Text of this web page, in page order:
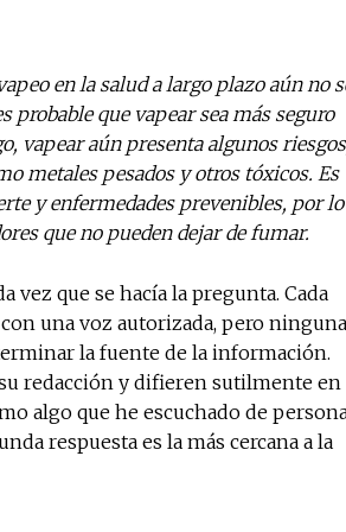
en la salud a largo plazo aún no
que vapear sea más seguro
vapear aún presenta algunos
metales pesados ​​y otros tóxicos. Es
y enfermedades prevenibles, por lo
que no pueden dejar de fumar.
vez que se hacía la pregunta. Cada
una voz autorizada, pero ninguna
la fuente de la información.
redacción y difieren sutilmente en
algo que he escuchado de
respuesta es la más cercana a la